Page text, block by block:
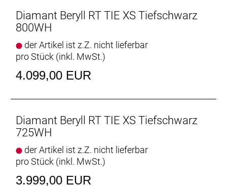
Centerlock-Bremsscheibenaufnahme und
Rücktrittbremse, 32-Loch
Gepäckträger: MIK-Gepäckträger aus Aluminium
Ständer: Pletscher Comp Flex 18
Rücklicht: Spanninga SOLO for e-bike, LED
Vorderlicht: Herrmans H-Black MR4-E, 120lumen,
40lux, LED
Diamant Beryll RT TIE XS Tiefschwarz
800WH
der Artikel ist z.Z. nicht lieferbar
pro Stück (inkl. MwSt.)
4.099,00 EUR
Diamant Beryll RT TIE XS Tiefschwarz
725WH
der Artikel ist z.Z. nicht lieferbar
pro Stück (inkl. MwSt.)
3.999,00 EUR